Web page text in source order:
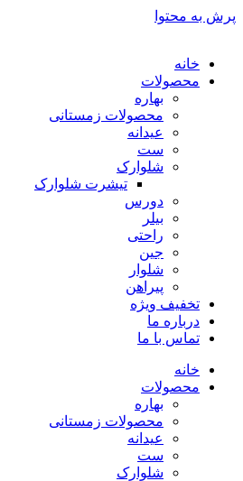
پرش به محتوا
خانه
محصولات
بهاره
محصولات زمستانی
عیدانه
ست
شلوارک
تیشرت شلوارک
دورس
بیلر
راحتی
جین
شلوار
پیراهن
تخفیف ویژه
درباره ما
تماس با ما
خانه
محصولات
بهاره
محصولات زمستانی
عیدانه
ست
شلوارک